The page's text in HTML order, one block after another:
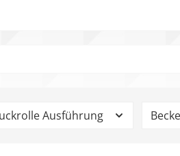
Ausführung